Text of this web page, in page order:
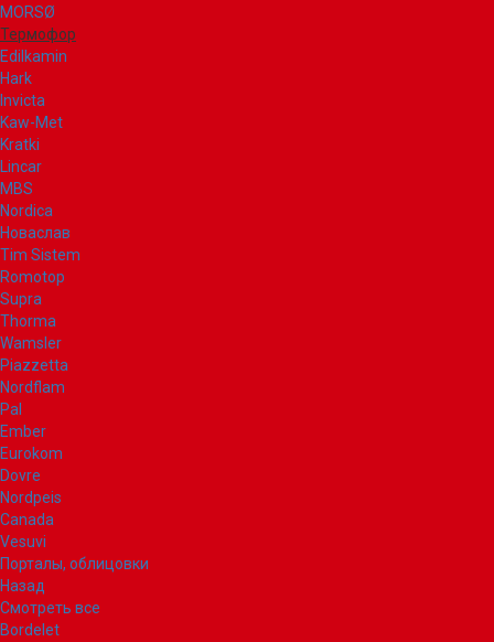
MORSØ
Термофор
Edilkamin
Hark
Invicta
Kaw-Met
Kratki
Lincar
MBS
Nordica
Новаслав
Tim Sistem
Romotop
Supra
Thorma
Wamsler
Piazzetta
Nordflam
Pal
Ember
Eurokom
Dovre
Nordpeis
Canada
Vesuvi
Порталы, облицовки
Назад
Смотреть все
Bordelet